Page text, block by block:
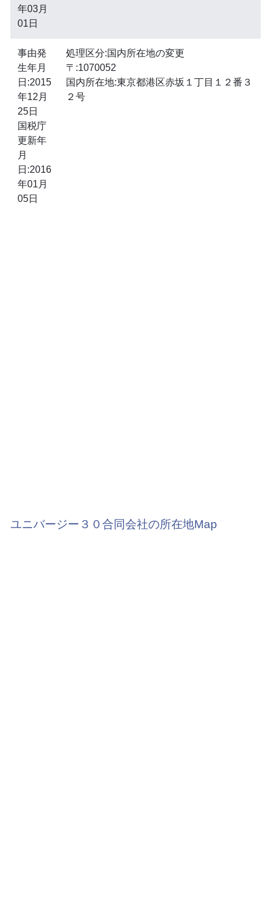
年03月
01日
事由発
生年月
日:2015
年12月
25日
国税庁
更新年
月
日:2016
年01月
05日
処理区分:国内所在地の変更
〒:1070052
国内所在地:東京都港区赤坂１丁目１２番３
２号
ユニバージー３０合同会社の所在地Map